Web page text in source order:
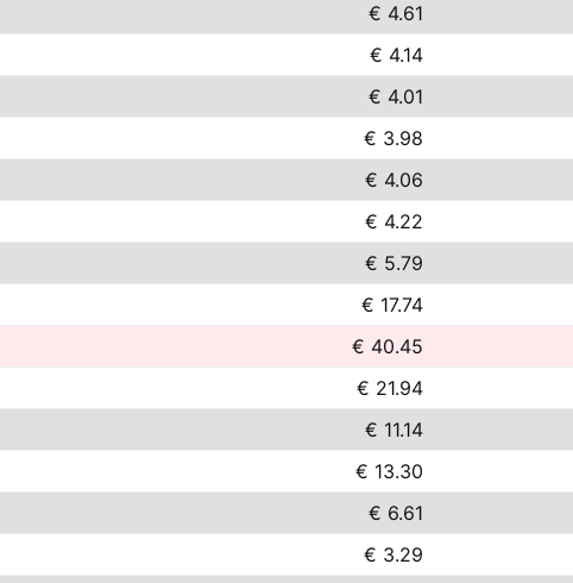
€ 4.61
€ 4.14
€ 4.01
€ 3.98
€ 4.06
€ 4.22
€ 5.79
€ 17.74
€ 40.45
€ 21.94
€ 11.14
€ 13.30
€ 6.61
€ 3.29